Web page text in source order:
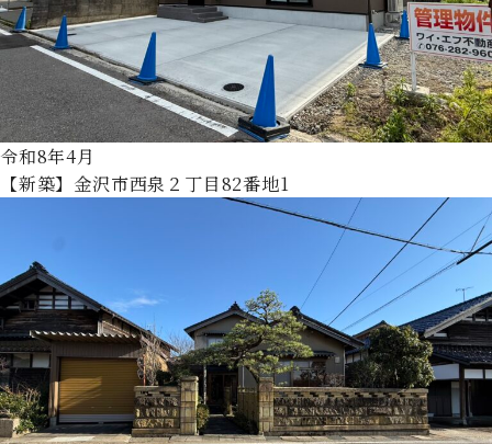
令和8年4月
【新築】金沢市西泉２丁目82番地1